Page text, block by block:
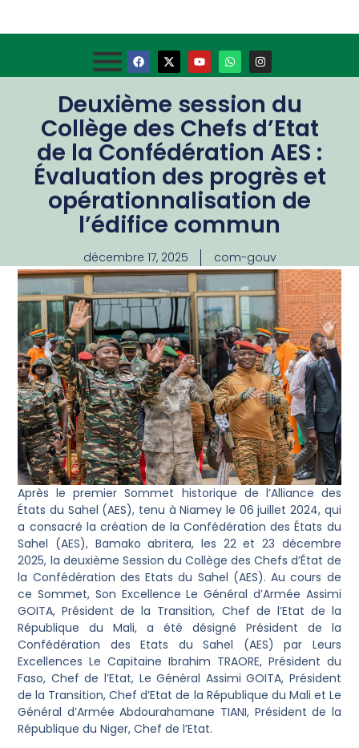
Deuxième session du
Collège des Chefs d’Etat
de la Confédération AES :
Évaluation des progrès et
opérationnalisation de
l’édifice commun
décembre 17, 2025 com-gouv
Après le premier Sommet historique de l’Alliance des
États du Sahel (AES), tenu à Niamey le 06 juillet 2024, qui
a consacré la création de la Confédération des États du
Sahel (AES), Bamako abritera, les 22 et 23 décembre
2025, la deuxième Session du Collège des Chefs d’État de
la Confédération des Etats du Sahel (AES). Au cours de
ce Sommet, Son Excellence Le Général d’Armée Assimi
GOITA, Président de la Transition, Chef de l’Etat de la
République du Mali, a été désigné Président de la
Confédération des Etats du Sahel (AES) par Leurs
Excellences Le Capitaine Ibrahim TRAORE, Président du
Faso, Chef de l’Etat, Le Général Assimi GOITA, Président
de la Transition, Chef d’Etat de la République du Mali et Le
Général d’Armée Abdourahamane TIANI, Président de la
République du Niger, Chef de l’Etat.